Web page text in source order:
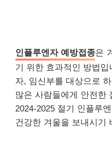
인플루엔자 예방접종은
기 위한 효과적인 방법
자, 임신부를 대상으로
많은 사람들에게 안전한
2024-2025 절기 인플루
건강한 겨울을 보내시기